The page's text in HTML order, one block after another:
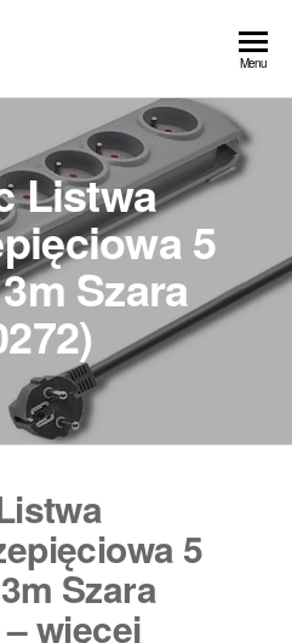
Menu
Listwa
5
Szara
5
Szara
więcej